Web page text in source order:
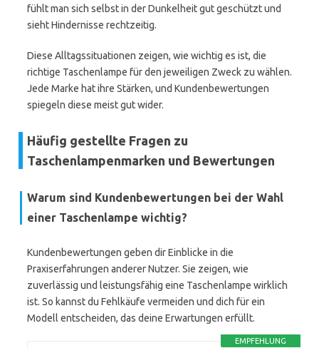
fühlt man sich selbst in der Dunkelheit gut geschützt und
sieht Hindernisse rechtzeitig.
Diese Alltagssituationen zeigen, wie wichtig es ist, die
richtige Taschenlampe für den jeweiligen Zweck zu wählen.
Jede Marke hat ihre Stärken, und Kundenbewertungen
spiegeln diese meist gut wider.
Häufig gestellte Fragen zu
Taschenlampenmarken und Bewertungen
Warum sind Kundenbewertungen bei der Wahl
einer Taschenlampe wichtig?
Kundenbewertungen geben dir Einblicke in die
Praxiserfahrungen anderer Nutzer. Sie zeigen, wie
zuverlässig und leistungsfähig eine Taschenlampe wirklich
ist. So kannst du Fehlkäufe vermeiden und dich für ein
Modell entscheiden, das deine Erwartungen erfüllt.
EMPFEHLUNG